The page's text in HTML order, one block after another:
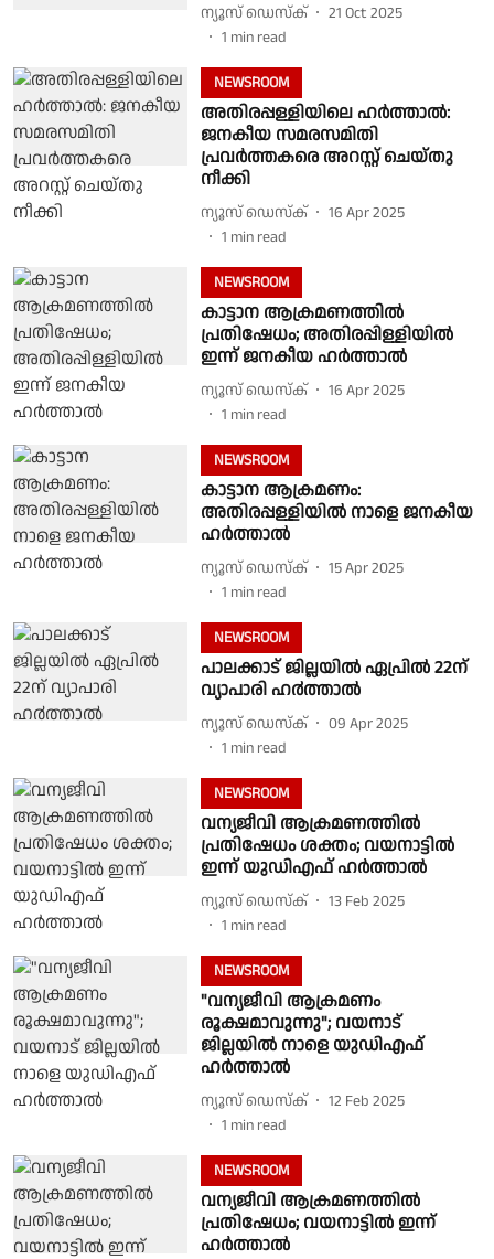
ന്യൂസ് ഡെസ്ക്
21 Oct 2025
1 min read
NEWSROOM
അതിരപ്പള്ളിയിലെ ഹർത്താൽ:
ജനകീയ സമരസമിതി
പ്രവർത്തകരെ അറസ്റ്റ് ചെയ്തു
നീക്കി
ന്യൂസ് ഡെസ്ക്
16 Apr 2025
1 min read
NEWSROOM
കാട്ടാന ആക്രമണത്തില്‍
പ്രതിഷേധം; അതിരപ്പിള്ളിയില്‍
ഇന്ന് ജനകീയ ഹർത്താല്‍
ന്യൂസ് ഡെസ്ക്
16 Apr 2025
1 min read
NEWSROOM
കാട്ടാന ആക്രമണം:
അതിരപ്പള്ളിയിൽ നാളെ ജനകീയ
ഹർത്താൽ
ന്യൂസ് ഡെസ്ക്
15 Apr 2025
1 min read
NEWSROOM
പാലക്കാട് ജില്ലയിൽ ഏപ്രിൽ 22ന്
വ്യാപാരി ഹ൪ത്താൽ
ന്യൂസ് ഡെസ്ക്
09 Apr 2025
1 min read
NEWSROOM
വന്യജീവി ആക്രമണത്തിൽ
പ്രതിഷേധം ശക്തം; വയനാട്ടിൽ
ഇന്ന് യുഡിഎഫ് ഹ‍ർത്താൽ
ന്യൂസ് ഡെസ്ക്
13 Feb 2025
1 min read
NEWSROOM
"വന്യജീവി ആക്രമണം
രൂക്ഷമാവുന്നു"; വയനാട്
ജില്ലയിൽ നാളെ യുഡിഎഫ്
ഹർത്താൽ
ന്യൂസ് ഡെസ്ക്
12 Feb 2025
1 min read
NEWSROOM
വന്യജീവി ആക്രമണത്തിൽ
പ്രതിഷേധം; വയനാട്ടിൽ ഇന്ന്
ഹർത്താൽ